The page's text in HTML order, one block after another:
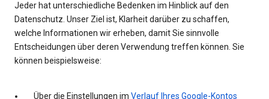
Jeder hat unterschiedliche Bedenken im Hinblick auf den
Datenschutz. Unser Ziel ist, Klarheit darüber zu schaffen,
welche Informationen wir erheben, damit Sie sinnvolle
Entscheidungen über deren Verwendung treffen können. Sie
können beispielsweise:
Über die Einstellungen im Verlauf Ihres Google-Kontos